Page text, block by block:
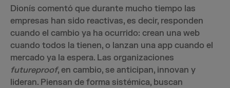
Dionís comentó que durante mucho tiempo las
empresas han sido reactivas, es decir, responden
cuando el cambio ya ha ocurrido: crean una web
cuando todos la tienen, o lanzan una app cuando el
mercado ya la espera. Las organizaciones
futureproof, en cambio, se anticipan, innovan y
lideran. Piensan de forma sistémica, buscan